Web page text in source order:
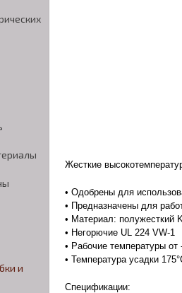
и
Жесткие
• Одобрены для
• Предназначены для
• Материал: полужесткий
• Негорючие UL 224 VW-1
• Рабочие температуры
• Температура усадки
Спецификации: